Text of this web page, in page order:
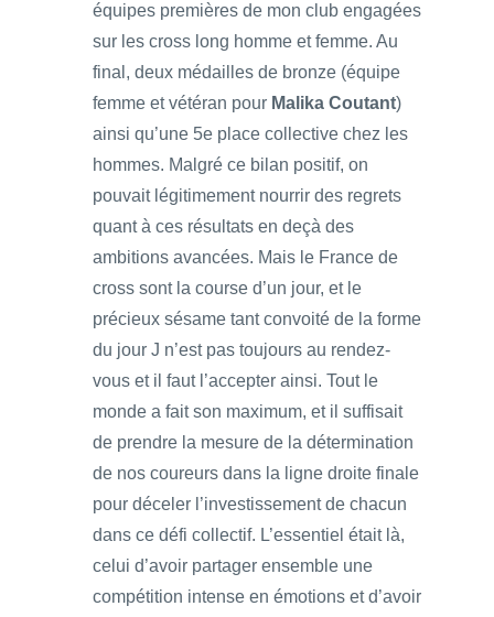
équipes premières de mon club engagées
sur les cross long homme et femme. Au
final, deux médailles de bronze (équipe
femme et vétéran pour Malika Coutant)
ainsi qu’une 5e place collective chez les
hommes. Malgré ce bilan positif, on
pouvait légitimement nourrir des regrets
quant à ces résultats en deçà des
ambitions avancées. Mais le France de
cross sont la course d’un jour, et le
précieux sésame tant convoité de la forme
du jour J n’est pas toujours au rendez-
vous et il faut l’accepter ainsi. Tout le
monde a fait son maximum, et il suffisait
de prendre la mesure de la détermination
de nos coureurs dans la ligne droite finale
pour déceler l’investissement de chacun
dans ce défi collectif. L’essentiel était là,
celui d’avoir partager ensemble une
compétition intense en émotions et d’avoir